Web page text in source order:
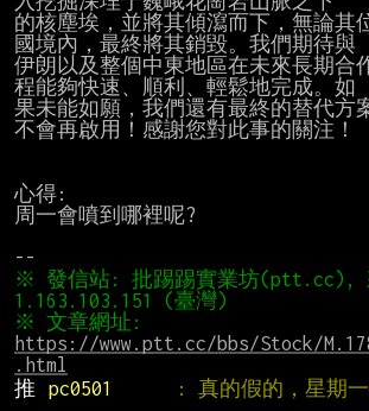
的核塵埃，並將其傾瀉而下，無論其
國境內，最終將其銷毀。我們期待與
伊朗以及整個中東地區在未來長期合
程能夠快速、順利、輕鬆地完成。如
果未能如願，我們還有最終的替代方
不會再啟用！感謝您對此事的關注！
心得:
周一會噴到哪裡呢?
※ 發信站: 批踢踢實業坊(ptt.cc),
https://www.ptt.cc/bbs/Stock/
.html
推
pc0501
: 真的假的，星期